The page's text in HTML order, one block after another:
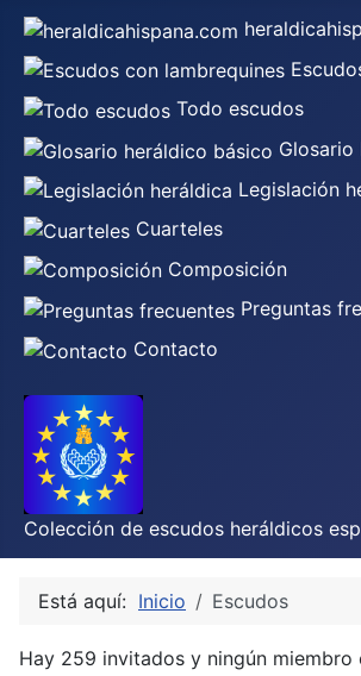
Todo escudos
Glosario
Legislación
Cuarteles
Composición
Preguntas
Contacto
Colección de escudos heráldicos
Está aquí: Inicio Escudos
Hay 259 invitados y ningún miembro